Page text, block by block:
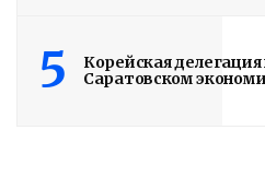
5
Корейская делегация
Саратовском